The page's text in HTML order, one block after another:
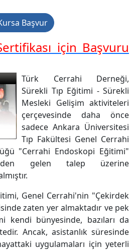
Başvur
için Başvuru
Türk Cerrahi Derneği,
Sürekli Tıp Eğitimi - Sürekli
Mesleki Gelişim aktiviteleri
çerçevesinde daha önce
sadece Ankara Üniversitesi
Tıp Fakültesi Genel Cerrahi
"Cerrahi Endoskopi Eğitimi"
gelen talep üzerine
Genel Cerrahi'nin "Çekirdek
zaten yer almaktadır ve pek
bünyesinde, bazıları da
Ancak, asistanlık süresinde
uygulamaları için yeterli